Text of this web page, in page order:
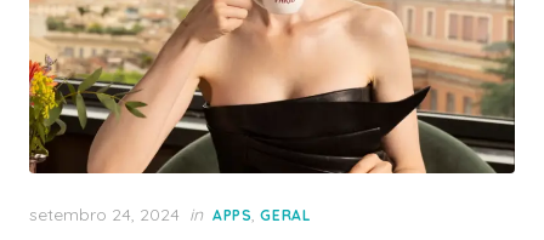
Posted
setembro 24, 2024 in APPS,GERAL